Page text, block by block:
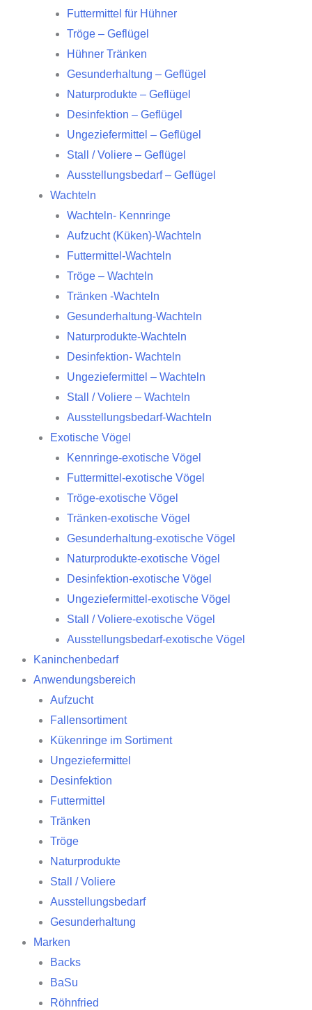
Futtermittel für Hühner
Tröge – Geflügel
Hühner Tränken
Gesunderhaltung – Geflügel
Naturprodukte – Geflügel
Desinfektion – Geflügel
Ungeziefermittel – Geflügel
Stall / Voliere – Geflügel
Ausstellungsbedarf – Geflügel
Wachteln
Wachteln- Kennringe
Aufzucht (Küken)-Wachteln
Futtermittel-Wachteln
Tröge – Wachteln
Tränken -Wachteln
Gesunderhaltung-Wachteln
Naturprodukte-Wachteln
Desinfektion- Wachteln
Ungeziefermittel – Wachteln
Stall / Voliere – Wachteln
Ausstellungsbedarf-Wachteln
Exotische Vögel
Kennringe-exotische Vögel
Futtermittel-exotische Vögel
Tröge-exotische Vögel
Tränken-exotische Vögel
Gesunderhaltung-exotische Vögel
Naturprodukte-exotische Vögel
Desinfektion-exotische Vögel
Ungeziefermittel-exotische Vögel
Stall / Voliere-exotische Vögel
Ausstellungsbedarf-exotische Vögel
Kaninchenbedarf
Anwendungsbereich
Aufzucht
Fallensortiment
Kükenringe im Sortiment
Ungeziefermittel
Desinfektion
Futtermittel
Tränken
Tröge
Naturprodukte
Stall / Voliere
Ausstellungsbedarf
Gesunderhaltung
Marken
Backs
BaSu
Röhnfried